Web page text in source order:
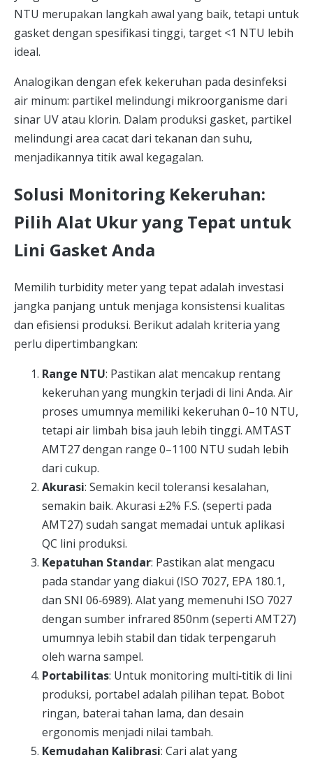
NTU merupakan langkah awal yang baik, tetapi untuk
gasket dengan spesifikasi tinggi, target <1 NTU lebih
ideal.
Analogikan dengan efek kekeruhan pada desinfeksi
air minum: partikel melindungi mikroorganisme dari
sinar UV atau klorin. Dalam produksi gasket, partikel
melindungi area cacat dari tekanan dan suhu,
menjadikannya titik awal kegagalan.
Solusi Monitoring Kekeruhan:
Pilih Alat Ukur yang Tepat untuk
Lini Gasket Anda
Memilih turbidity meter yang tepat adalah investasi
jangka panjang untuk menjaga konsistensi kualitas
dan efisiensi produksi. Berikut adalah kriteria yang
perlu dipertimbangkan:
Range NTU: Pastikan alat mencakup rentang
kekeruhan yang mungkin terjadi di lini Anda. Air
proses umumnya memiliki kekeruhan 0–10 NTU,
tetapi air limbah bisa jauh lebih tinggi. AMTAST
AMT27 dengan range 0–1100 NTU sudah lebih
dari cukup.
Akurasi: Semakin kecil toleransi kesalahan,
semakin baik. Akurasi ±2% F.S. (seperti pada
AMT27) sudah sangat memadai untuk aplikasi
QC lini produksi.
Kepatuhan Standar: Pastikan alat mengacu
pada standar yang diakui (ISO 7027, EPA 180.1,
dan SNI 06‑6989). Alat yang memenuhi ISO 7027
dengan sumber infrared 850nm (seperti AMT27)
umumnya lebih stabil dan tidak terpengaruh
oleh warna sampel.
Portabilitas: Untuk monitoring multi‑titik di lini
produksi, portabel adalah pilihan tepat. Bobot
ringan, baterai tahan lama, dan desain
ergonomis menjadi nilai tambah.
Kemudahan Kalibrasi: Cari alat yang